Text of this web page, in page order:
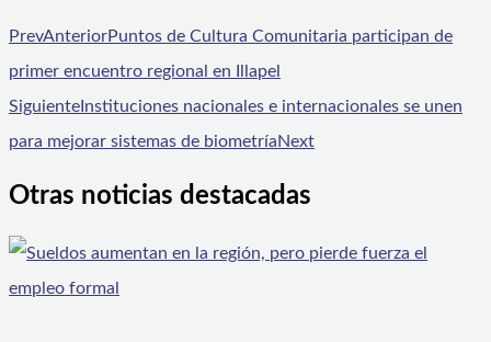
PrevAnteriorPuntos de Cultura Comunitaria participan de
primer encuentro regional en Illapel
SiguienteInstituciones nacionales e internacionales se unen
para mejorar sistemas de biometríaNext
Otras noticias destacadas